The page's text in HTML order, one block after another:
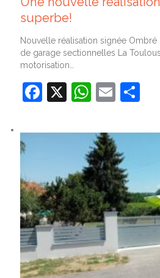
superbe!
Nouvelle réalisation signée Ombré
de garage sectionnelles La
motorisation…
Facebook
X Email